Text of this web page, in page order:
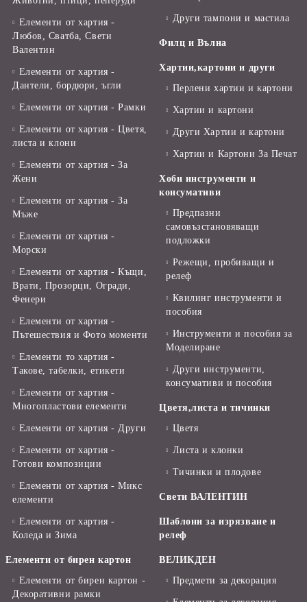
Елементи от хартия -
Любов, Сватба, Свети
Валентин
Елементи от хартия -
Дантели, бордюри, ъгли
Елементи от хартия - Рамки
Елементи от хартия - Цветя,
листа и клони
Елементи от хартия - За
Жени
Елементи от хартия - За
Мъже
Елементи от хартия -
Морски
Елементи от хартия - Къщи,
Врати, Прозорци, Огради,
Фенери
Елементи от хартия -
Пътешествия и Фото моменти
Елементи то хартия -
Такове, табелки, етикети
Елементи от хартия -
Многопластови елементи
Елементи от хартия - Други
Елементи от хартия -
Готови композиции
Елементи от хартия - Микс
елементи
Елементи от хартия -
Коледа и Зима
Елементи от бирен картон
Елементи от бирен картон -
Декоративни рамки
Други тампони и мастила
Филц и Вълна
Хартии,картони и други
Перлени хартии и картони
Хартии и картони
Други Хартии и картони
Хартии и Картони За Печат
Хоби инструменти и
консумативи
Предпазни
самовъзстановяващи
подложки
Режещи, пробиващи и
релеф
Квилинг инструменти и
пособия
Инструменти и пособия за
Моделиране
Други инструменти,
консумативи и пособия
Цветя,листа и тичинки
Цветя
Листа и клонки
Тичинки и плодове
Свети ВАЛЕНТИН
Шаблони за изрязване и
релеф
ВЕЛИКДЕН
Предмети за декорация